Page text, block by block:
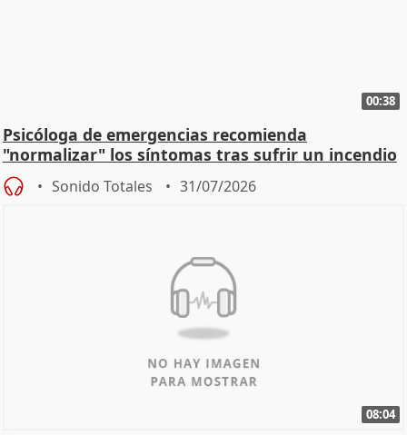
00:38
Psicóloga de emergencias recomienda
"normalizar" los síntomas tras sufrir un incendio
Sonido Totales 31/07/2026
08:04